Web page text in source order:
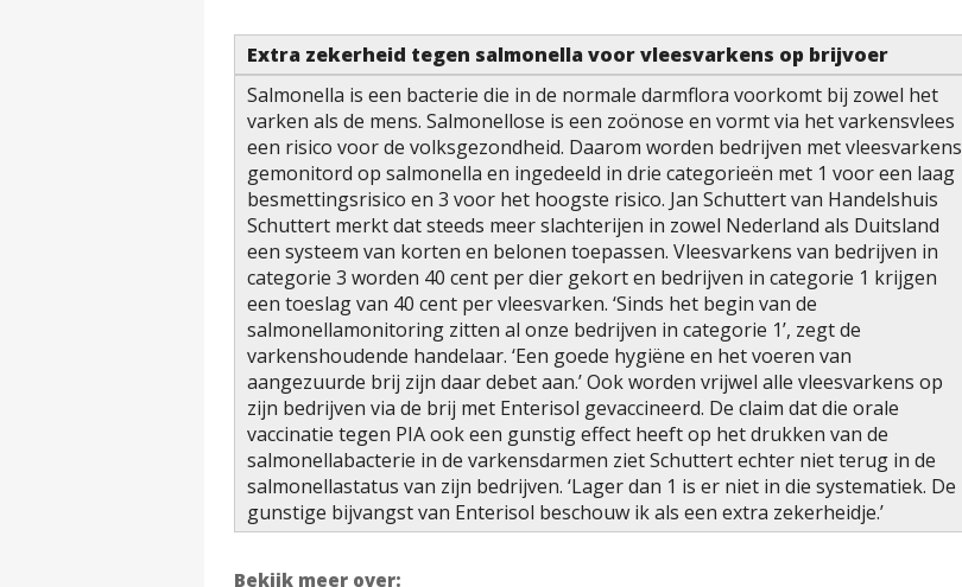
Extra zekerheid tegen salmonella voor vleesvarkens op brijvoer
Salmonella is een bacterie die in de normale darmflora voorkomt bij zowel het
varken als de mens. Salmonellose is een zoönose en vormt via het varkensvlees
een risico voor de volksgezondheid. Daarom worden bedrijven met vleesvarkens
gemonitord op salmonella en ingedeeld in drie categorieën met 1 voor een laag
besmettingsrisico en 3 voor het hoogste risico. Jan Schuttert van Handelshuis
Schuttert merkt dat steeds meer slachterijen in zowel Nederland als Duitsland
een systeem van korten en belonen toepassen. Vleesvarkens van bedrijven in
categorie 3 worden 40 cent per dier gekort en bedrijven in categorie 1 krijgen
een toeslag van 40 cent per vleesvarken. ‘Sinds het begin van de
salmonellamonitoring zitten al onze bedrijven in categorie 1’, zegt de
varkenshoudende handelaar. ‘Een goede hygiëne en het voeren van
aangezuurde brij zijn daar debet aan.’ Ook worden vrijwel alle vleesvarkens op
zijn bedrijven via de brij met Enterisol gevaccineerd. De claim dat die orale
vaccinatie tegen PIA ook een gunstig effect heeft op het drukken van de
salmonellabacterie in de varkensdarmen ziet Schuttert echter niet terug in de
salmonellastatus van zijn bedrijven. ‘Lager dan 1 is er niet in die systematiek. De
gunstige bijvangst van Enterisol beschouw ik als een extra zekerheidje.’
Bekijk meer over: